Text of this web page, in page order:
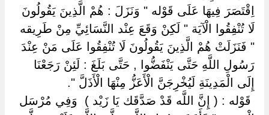
اِقْتَصَرَ فِيهَا عَلَى قَوْله " وَنَزَلَ : هُمْ الَّذِينَ يَقُولُونَ
لَا تُنْفِقُوا الْآيَة " لَكِنْ وَقَعَ عِنْد النَّسَائِيِّ مِنْ طَرِيقه
" فَنَزَلَتْ هُمْ الَّذِينَ يَقُولُونَ لَا تُنْفِقُوا عَلَى مَنْ عِنْدَ
رَسُولِ اللَّهِ حَتَّى يَنْفَضُّوا , حَتَّى بَلَغَ : لَئِنْ رَجَعْنَا
إِلَى الْمَدِينَةِ لَيُخْرِجَنَّ الْأَعَزُّ مِنْهَا الْأَذَلَّ ".
‏ ‏قَوْله : ( إِنَّ اللَّه قَدْ صَدَّقَك يَا زَيْد ) ‏ ‏وَفِي مُرْسَل